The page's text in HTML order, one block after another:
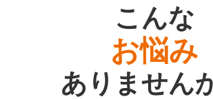
こんな
お悩み
ありません